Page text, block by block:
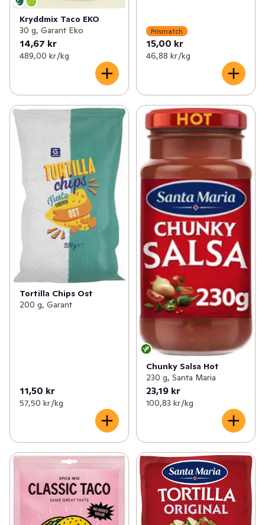
Kryddmix Taco EKO
30 g, Garant Eko
14,67 kr
489,00 kr /kg
Prismatch
15,00 kr
46,88 kr /kg
Tortilla Chips Ost
200 g, Garant
11,50 kr
57,50 kr /kg
Chunky Salsa Hot
230 g, Santa Maria
23,19 kr
100,83 kr /kg